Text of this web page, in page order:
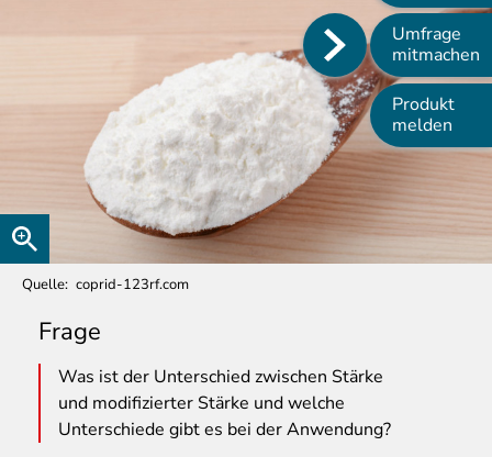
Main
navigation
Umfrage
mitmachen
Produkt
melden
Quelle coprid-123rf.com
Frage
Was ist der Unterschied zwischen Stärke
und modifizierter Stärke und welche
Unterschiede gibt es bei der Anwendung?